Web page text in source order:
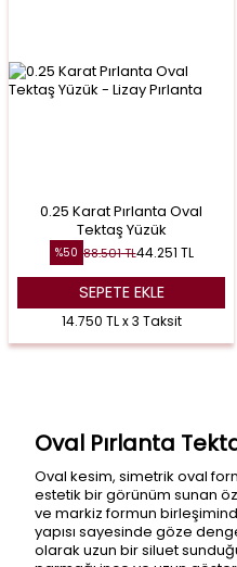
0.25 Karat Pırlanta Oval
Tektaş Yüzük
%50 88.501TL44.251 TL
SEPETE EKLE
14.750 TL x 3 Taksit
Oval Pırlanta
Oval kesim, simetrik oval
estetik bir görünüm sunan
ve markiz formun
yapısı sayesinde göze
olarak uzun bir siluet